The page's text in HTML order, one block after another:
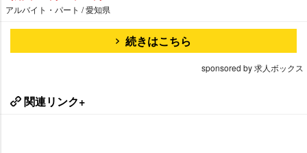
アルバイト・パート / 愛知県
続きはこちら
sponsored by 求人ボックス
関連リンク+